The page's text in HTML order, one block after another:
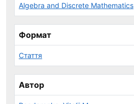
Algebra and Discrete Mathematics
Формат
Стаття
Автор